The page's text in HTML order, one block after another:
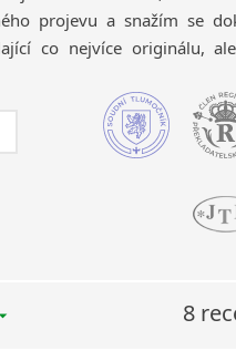
projevu a snažím se
co nejvíce originálu,
jazyka. V případě
tak neustále své
italština – čeština
8